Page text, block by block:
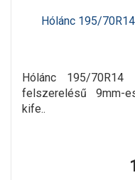
Hólánc 195/
Hólánc 195/70R14
felszerelésű 9mm-
kife..